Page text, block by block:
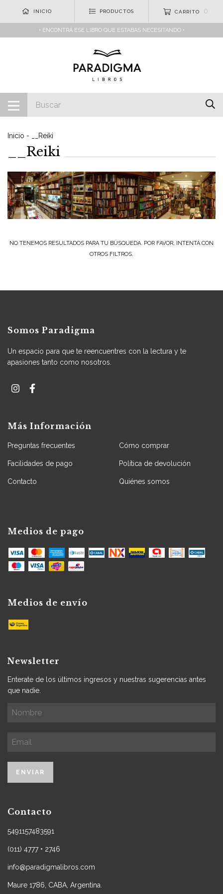
INICIO PRODUCTOS CARRITO 0
• ENCONTRÁ ESE LIBRO QUE ESTABAS NECESITANDO •
Inicio - __Reiki
__Reiki
NO TENEMOS RESULTADOS PARA TU BÚSQUEDA. POR FAVOR, INTENTÁ CON
OTROS FILTROS.
Somos Paradigma
Un espacio para que te reencuentres con la lectura y te
apasiones tanto como nosotros.
Más Información
Preguntas frecuentes Cómo comprar
Facilidades de pago Política de devolución
Contacto Quiénes somos
Medios de pago
Medios de envío
Newsletter
Enterate de los últimos ingresos y nuestras sugerencias antes
que nadie.
Contacto
5491157483591
(011) 4777 • 2746
info@paradigmalibros.com
Maure 1786, CABA, Argentina.